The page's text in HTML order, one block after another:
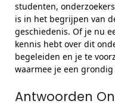
studenten,
is in het begrijpen van
geschiedenis. Of je nu
kennis hebt over dit
begeleiden en je te
waarmee je een
Antwoorden